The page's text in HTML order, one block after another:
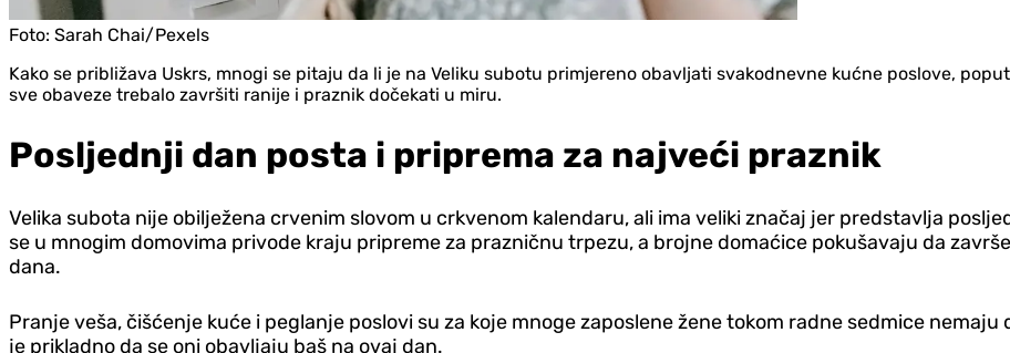
Foto: Sarah Chai/Pexels
Kako se približava Uskrs, mnogi se pitaju da li je na Veliku subotu primjereno obavljati svakodnevne kućne poslove,
sve obaveze trebalo završiti ranije i praznik dočekati u miru.
Posljednji dan posta i priprema za najveći praznik
Velika subota nije obilježena crvenim slovom u crkvenom kalendaru, ali ima veliki značaj jer predstavlja
se u mnogim domovima privode kraju pripreme za prazničnu trpezu, a brojne domaćice pokušavaju da
dana.
Pranje veša, čišćenje kuće i peglanje poslovi su za koje mnoge zaposlene žene tokom radne sedmice
je prikladno da se oni obavljaju baš na ovaj dan.